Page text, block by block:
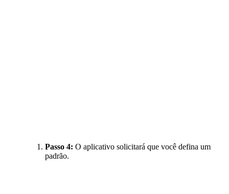
Passo 4: O aplicativo solicitará que você defina um
padrão.